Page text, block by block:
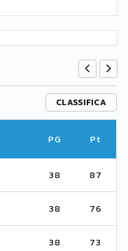
CLASSIFICA
PG Pt
38 87
38 76
38 73